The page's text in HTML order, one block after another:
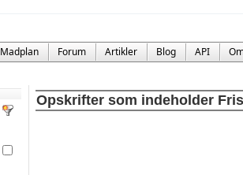
Madplan Forum Artikler Blog API
Opskrifter som indeholder